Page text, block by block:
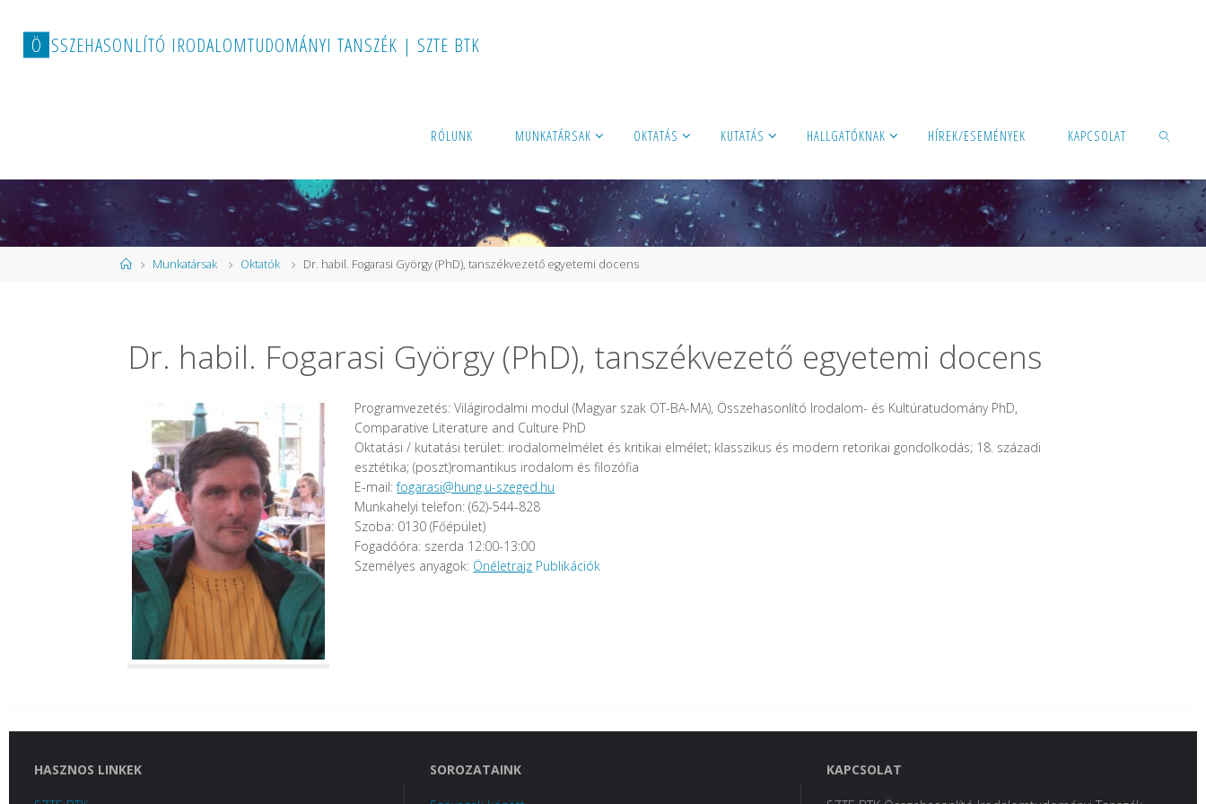
Ö SSZEHASONL ÍTÓ IRODAL OMTUDOMÁNYI TANSZÉK | SZTE BTK
RÓLUNK MUNKATÁRSAK OKTATÁS KUTATÁS HALLGATÓKNAK HÍREK/ESEMÉNYEK KAPCSOLAT
KERESÉS
KezdőlapMunkatársak Oktatók Dr. habil. Fogarasi György (PhD), tanszékvezető egyetemi docens
Dr. habil. Fogarasi György (PhD), tanszékvezető egyetemi docens
Programvezetés: Világirodalmi modul (Magyar szak OT-BA-MA), Összehasonlító Irodalom- és Kultúratudomány PhD,
Comparative Literature and Culture PhD
Oktatási / kutatási terület: irodalomelmélet és kritikai elmélet; klasszikus és modern retorikai gondolkodás; 18. századi
esztétika; (poszt)romantikus irodalom és filozófia
E-mail:fogarasi@hung.u-szeged.hu
Munkahelyi telefon: (62)-544-828
Szoba: 0130 (Főépület)
Fogadóóra: szerda 12:00-13:00
Személyes anyagok: Önéletrajz Publikációk
HASZNOS LINKEK SOROZATAINK KAPCSOLAT